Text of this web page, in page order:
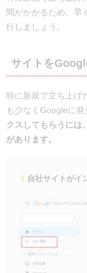
間がかかるため、早
行しましょう。
サイトを
特に新規で立ち上げ
も少なくGoogleに発
クスしてもらうに
があります。
自社サイトがイ